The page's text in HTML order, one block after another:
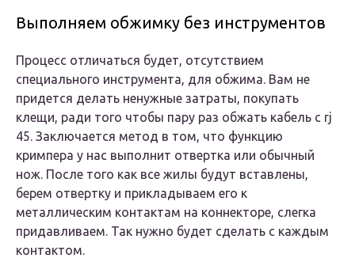
Выполняем обжимку без инструментов
Процесс отличаться будет, отсутствием
специального инструмента, для обжима. Вам не
придется делать ненужные затраты, покупать
клещи, ради того чтобы пару раз обжать кабель с rj
45. Заключается метод в том, что функцию
кримпера у нас выполнит отвертка или обычный
нож. После того как все жилы будут вставлены,
берем отвертку и прикладываем его к
металлическим контактам на коннекторе, слегка
придавливаем. Так нужно будет сделать с каждым
контактом.